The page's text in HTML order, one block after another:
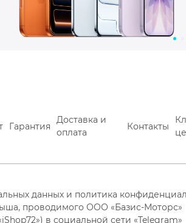
Гарантия
Доставка и
оплата
Контакты
данных и политика
проводимого ООО «Базис-Моторс»
в социальной сети «Telegram»